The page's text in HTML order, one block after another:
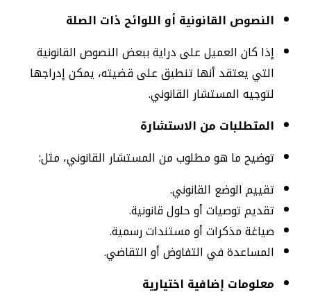
النصوص القانونية أو اللوائح ذات الصلة
إذا كان العميل على دراية ببعض النصوص القانونية
التي يعتقد أنها تنطبق على قضيته، يمكن إدراجها
لتوجيه المستشار القانوني.
المتطلبات من الاستشارة
توضيح ما هو مطلوب من المستشار القانوني، مثل:
تقييم الوضع القانوني.
تقديم توصيات أو حلول قانونية.
صياغة مذكرات أو مستندات رسمية.
المساعدة في التفاوض أو التقاضي.
معلومات إضافية اختيارية